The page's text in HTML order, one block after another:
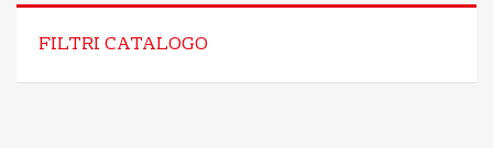
FILTRI CATALOGO